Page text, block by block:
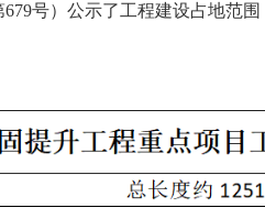
号）公示了工程建设占地范